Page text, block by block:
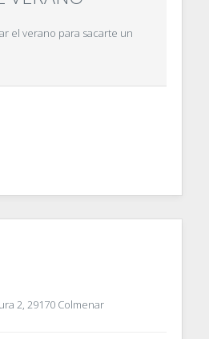
el verano para sacarte un
2, 29170 Colmenar